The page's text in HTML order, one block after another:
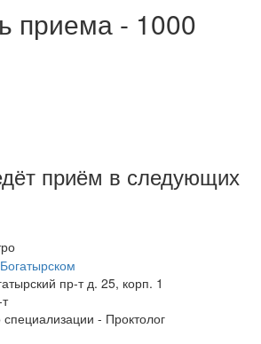
приема - 1000
приём в следующих
пр-т д. 25, корп. 1
- Проктолог